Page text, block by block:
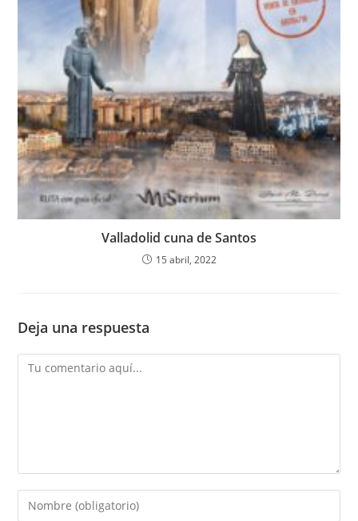
Valladolid cuna de Santos
15 abril, 2022
Deja una respuesta